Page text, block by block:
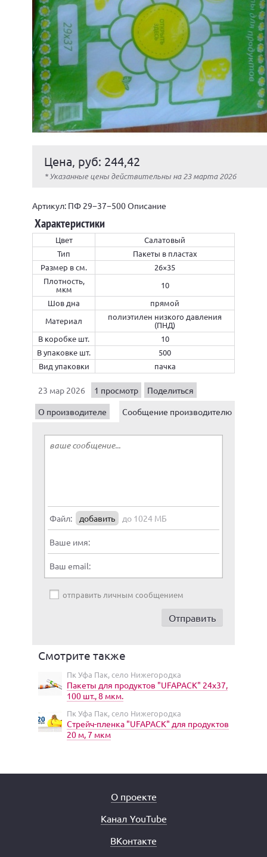
Цена, руб: 244,42
* Указанные цены действительны на 23 марта 2026
Артикул: ПФ 29−37−500 Описание
Характеристики
Цвет
Салатовый
Тип
Пакеты в пластах
Размер в см.
26×35
Плотность,
мкм
10
Шов дна
прямой
Материал
полиэтилен низкого давления
(ПНД)
В коробке шт.
10
В упаковке шт.
500
Вид упаковки
пачка
23 мар 2026 1 просмотр
Поделиться
О производителе
Сообщение производителю
Файл: добавить до 1024 МБ
Ваше имя:
Ваш email:
отправить личным сообщением
Смотрите также
Пк Уфа Пак, село Нижегородка
Пакеты для продуктов "UFAPACK" 24x37,
100 шт., 8 мкм.
Пк Уфа Пак, село Нижегородка
Стрейч-пленка "UFAPACK" для продуктов
20 м, 7 мкм
О проекте
Канал YouTube
ВКонтакте